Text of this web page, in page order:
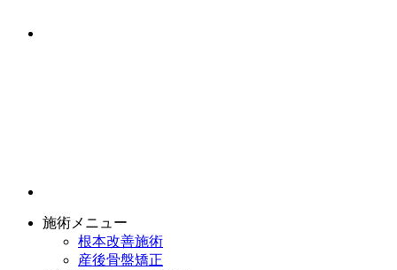
施術メニュー
根本改善施術
産後骨盤矯正